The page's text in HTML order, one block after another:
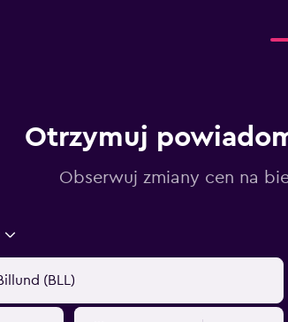
Otrzymuj
Obserwuj zmiany cen na